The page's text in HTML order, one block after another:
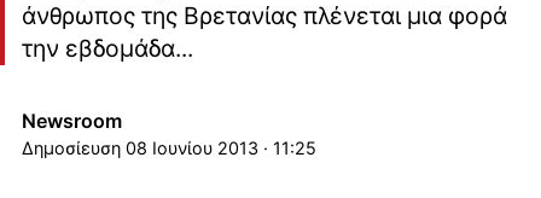
άνθρωπος της Βρετανίας πλένεται μια φορά
την εβδομάδα...
Newsroom
08 Ιουνίου 2013 · 11:25